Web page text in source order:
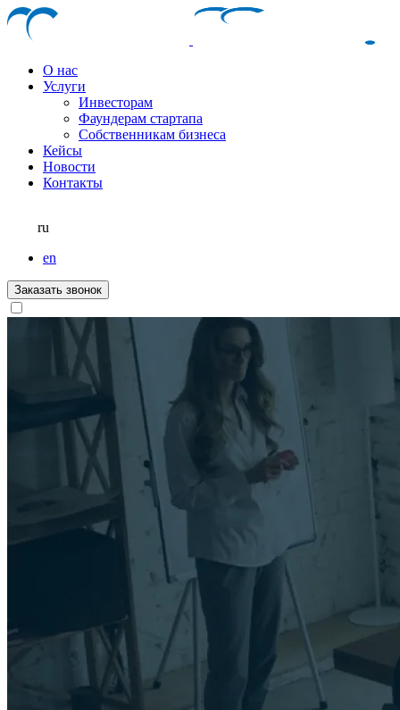
О нас
Услуги
Инвесторам
Фаундерам стартапа
Собственникам бизнеса
Кейсы
Новости
Контакты
ru
en
Заказать звонок